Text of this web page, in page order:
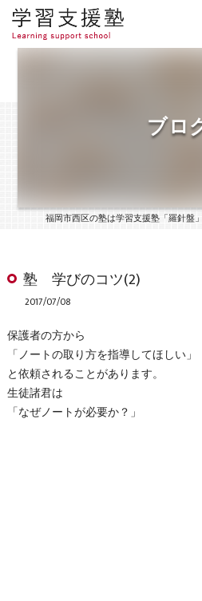
ブロ
福岡市西区の塾は学習支援塾「羅針盤」
塾 学びのコツ(2)
2017/07/08
保護者の方から
「ノートの取り方を指導してほしい」
と依頼されることがあります。
生徒諸君は
「なぜノートが必要か？」